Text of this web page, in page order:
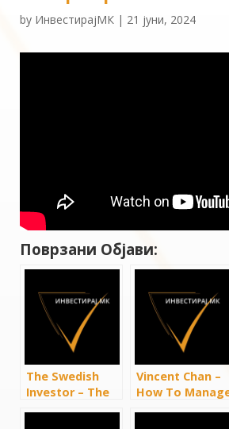
by ИнвестирајМК| 21 јуни, 2024
Поврзани Објави:
The Swedish
Investor – The
Vincent Chan –
How To